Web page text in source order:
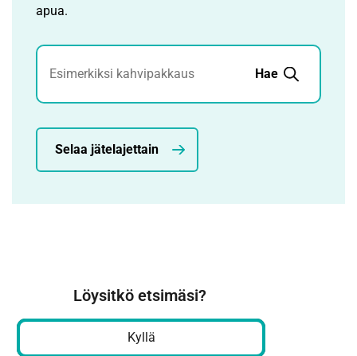
apua.
Jätehaku
Hae
Selaa jätelajettain
Löysitkö etsimäsi?
Kyllä